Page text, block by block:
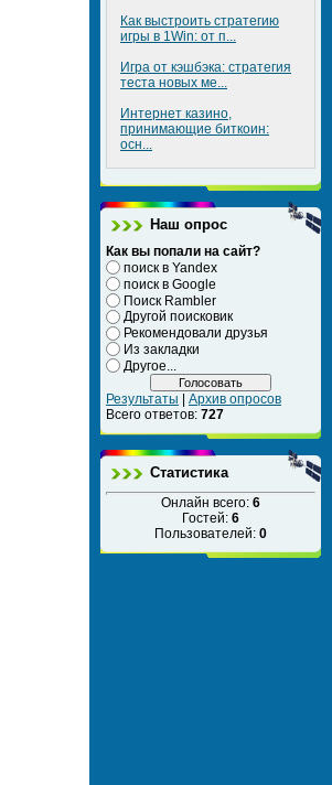
Как выстроить стратегию
игры в 1Win: от п...
Игра от кэшбэка: стратегия
теста новых ме...
Интернет казино,
принимающие биткоин:
осн...
Наш опрос
Как вы попали на сайт?
поиск в Yandex
поиск в Google
Поиск Rambler
Другой поисковик
Рекомендовали друзья
Из закладки
Другое...
Результаты | Архив опросов
Всего ответов: 727
Статистика
Онлайн всего: 6
Гостей: 6
Пользователей: 0